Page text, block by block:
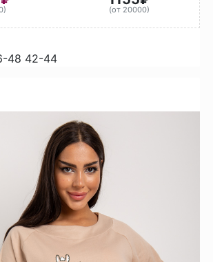
(от 20000)
48 42-44